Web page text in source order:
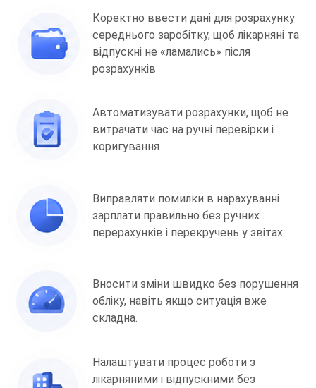
Коректно ввести дані для розрахунку
середнього заробітку, щоб лікарняні та
відпускні не «ламались» після
розрахунків
Автоматизувати розрахунки, щоб не
витрачати час на ручні перевірки і
коригування
Виправляти помилки в нарахуванні
зарплати правильно без ручних
перерахунків і перекручень у звітах
Вносити зміни швидко без порушення
обліку, навіть якщо ситуація вже
складна.
Налаштувати процес роботи з
лікарняними і відпускними без